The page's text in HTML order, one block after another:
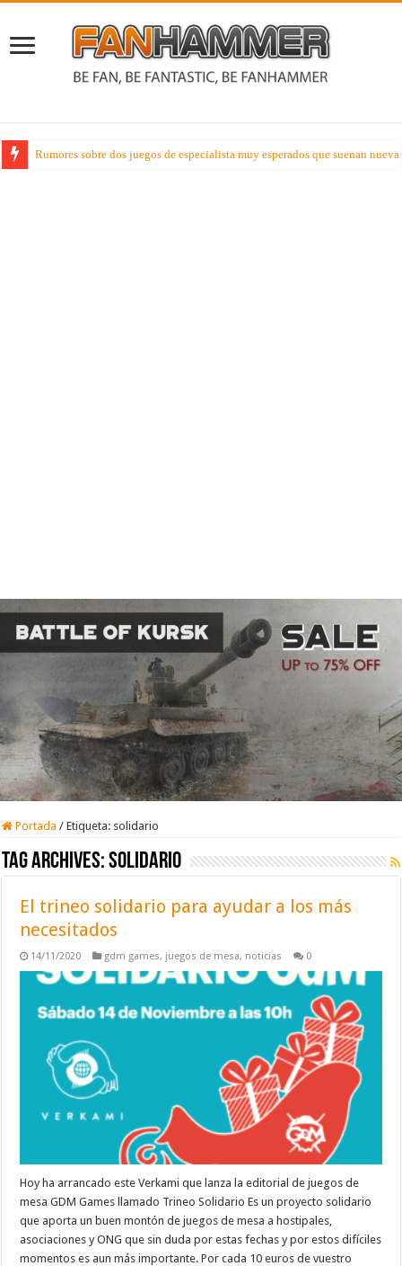
Rumores sobre dos juegos de especialista muy esperados que suenan
Portada / Etiqueta: solidario
Tag Archives:solidario
El trineo solidario para ayudar a los más
necesitados
14/11/2020 gdm games, juegos de mesa, noticias 0
Hoy ha arrancado este Verkami que lanza la editorial de juegos de
mesa GDM Games llamado Trineo Solidario Es un proyecto solidario
que aporta un buen montón de juegos de mesa a hostipales,
asociaciones y ONG que sin duda por estas fechas y por estos difíciles
momentos es aun más importante. Por cada 10 euros de vuestro